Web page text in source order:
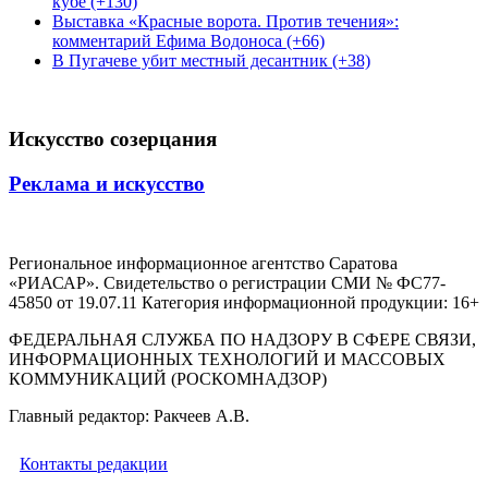
Выставка «Красные ворота. Против течения»:
комментарий Ефима Водоноса (+66)
В Пугачеве убит местный десантник (+38)
Искусство созерцания
Реклама и искусство
Региональное информационное агентство Саратова
«РИАСАР». Свидетельство о регистрации СМИ № ФС77-
45850 от 19.07.11 Категория информационной продукции: 16+
ФЕДЕРАЛЬНАЯ СЛУЖБА ПО НАДЗОРУ В СФЕРЕ СВЯЗИ,
ИНФОРМАЦИОННЫХ ТЕХНОЛОГИЙ И МАССОВЫХ
КОММУНИКАЦИЙ (РОСКОМНАДЗОР)
Главный редактор: Ракчеев А.В.
Контакты редакции